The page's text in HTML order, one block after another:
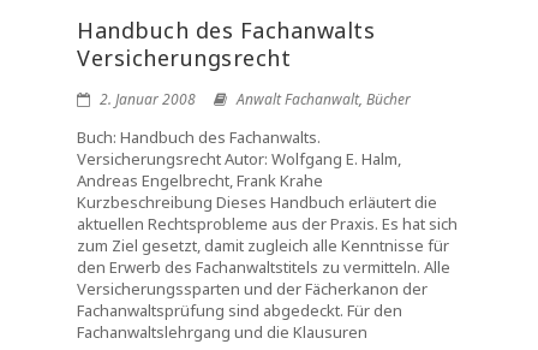
Handbuch des Fachanwalts
Versicherungsrecht
2. Januar 2008 Anwalt Fachanwalt, Bücher
Buch: Handbuch des Fachanwalts.
Versicherungsrecht Autor: Wolfgang E. Halm,
Andreas Engelbrecht, Frank Krahe
Kurzbeschreibung Dieses Handbuch erläutert die
aktuellen Rechtsprobleme aus der Praxis. Es hat sich
zum Ziel gesetzt, damit zugleich alle Kenntnisse für
den Erwerb des Fachanwaltstitels zu vermitteln. Alle
Versicherungssparten und der Fächerkanon der
Fachanwaltsprüfung sind abgedeckt. Für den
Fachanwaltslehrgang und die Klausuren